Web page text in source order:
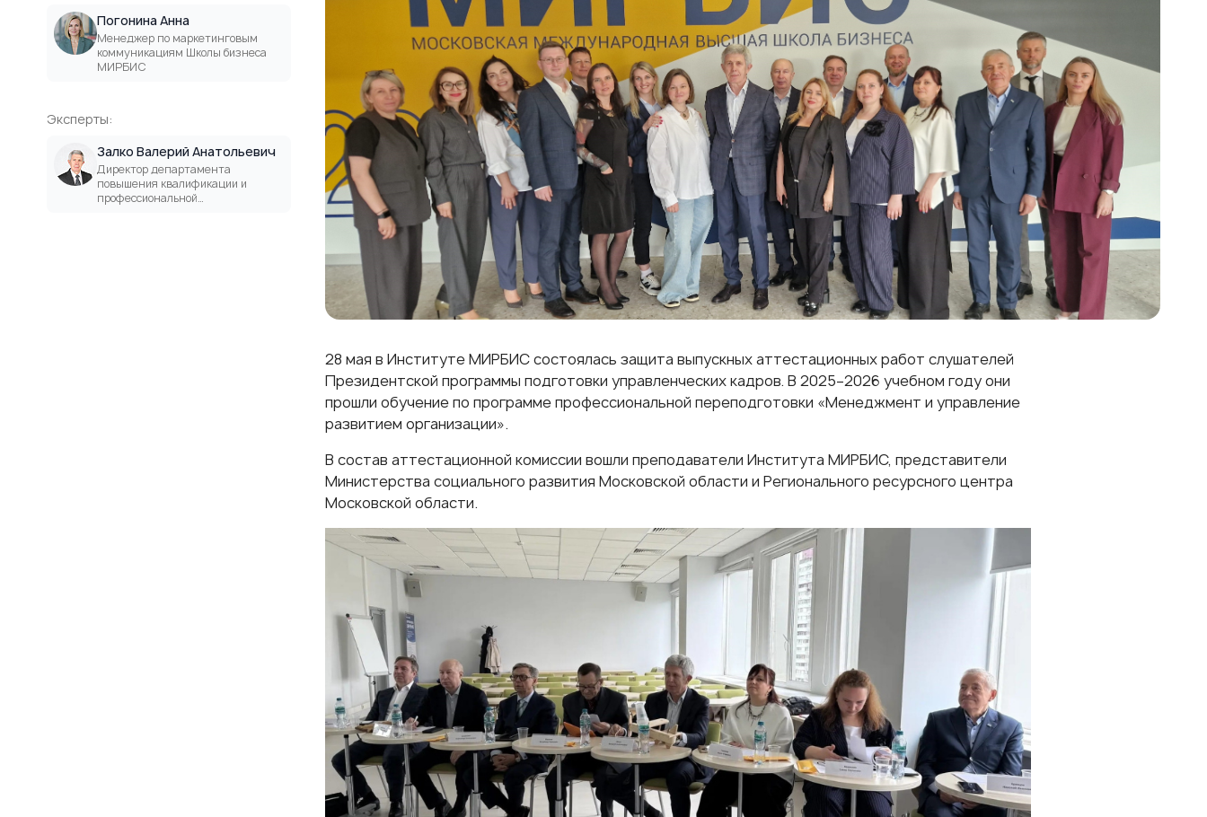
Погонина Анна
Менеджер по маркетинговым
коммуникациям Школы бизнеса
МИРБИС
Эксперты:
Залко Валерий Анатольевич
Директор департамента
повышения квалификации и
профессиональной
28 мая в Институте МИРБИС состоялась защита выпускных аттестационных работ слушателей
Президентской программы подготовки управленческих кадров. В 2025–2026 учебном году они
прошли обучение по программе профессиональной переподготовки «Менеджмент и управление
развитием организации».
В состав аттестационной комиссии вошли преподаватели Института МИРБИС, представители
Министерства социального развития Московской области и Регионального ресурсного центра
Московской области.